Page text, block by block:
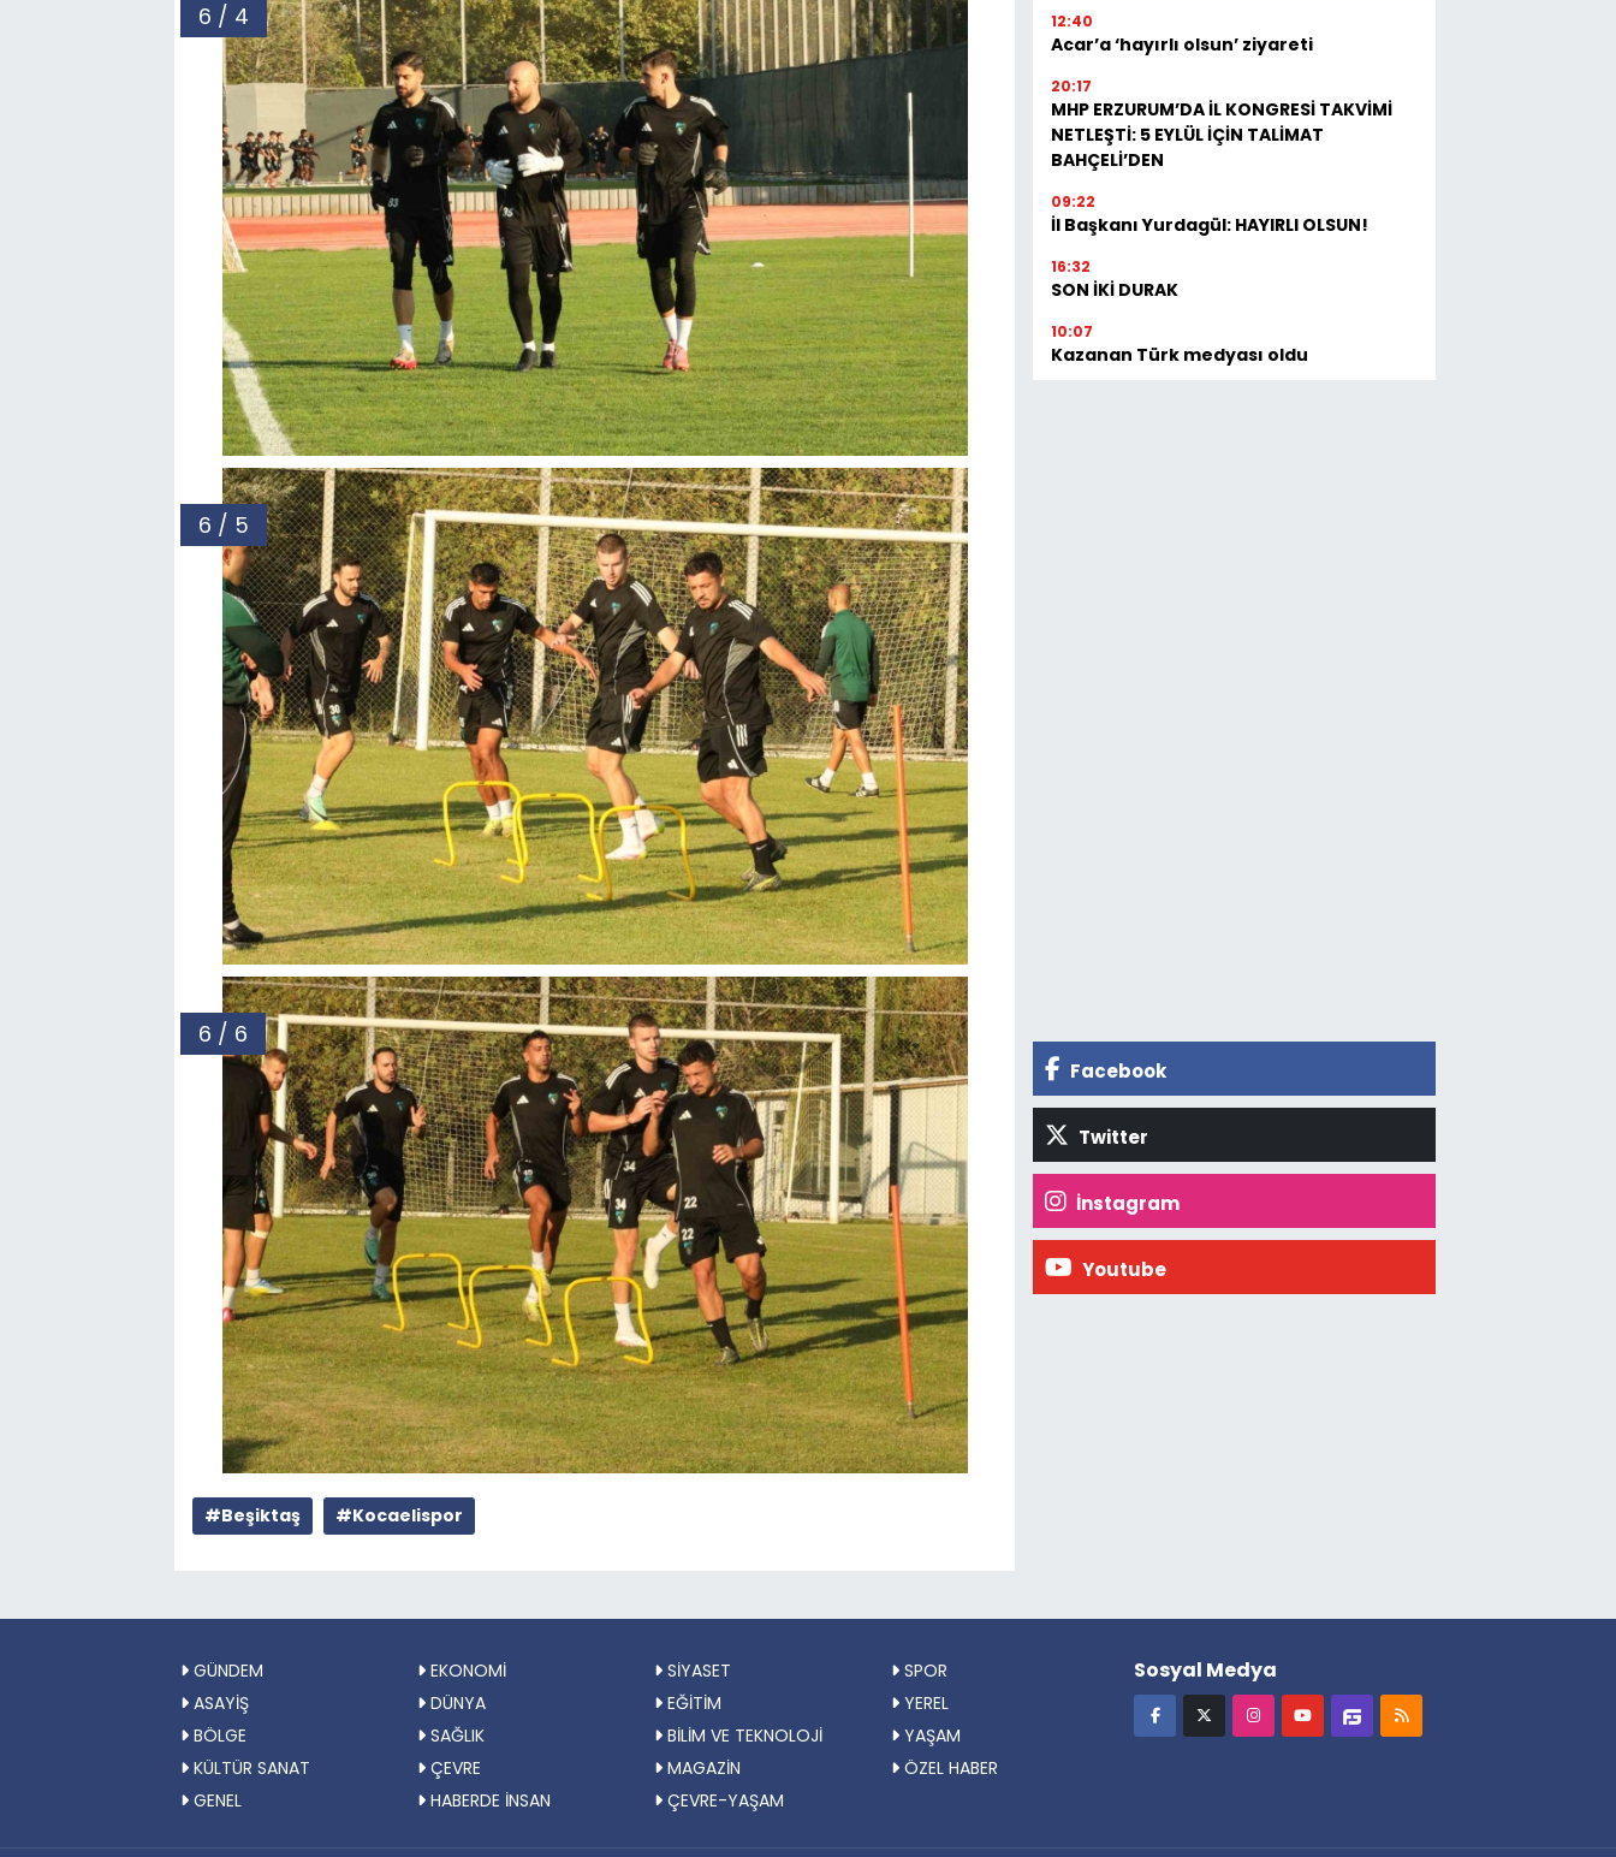
6 / 4
6 / 5
6 / 6
#Beşiktaş #Kocaelispor
12:40
Acar’a ‘hayırlı olsun’ ziyareti
20:17
MHP ERZURUM’DA İL KONGRESİ TAKVİMİ
NETLEŞTİ: 5 EYLÜL İÇİN TALİMAT
BAHÇELİ’DEN
09:22
İl Başkanı Yurdagül: HAYIRLI OLSUN!
16:32
SON İKİ DURAK
10:07
Kazanan Türk medyası oldu
Facebook
Twitter
İnstagram
Youtube
GÜNDEM EKONOMİ SİYASET
SPOR
ASAYİŞ
DÜNYA EĞİTİM
YEREL
BÖLGE
SAĞLIK BİLİM VE TEKNOLOJİ
YAŞAM
KÜLTÜR SANAT
ÇEVRE MAGAZİN
ÖZEL HABER
GENEL
HABERDE İNSAN ÇEVRE-YAŞAM
Sosyal Medya